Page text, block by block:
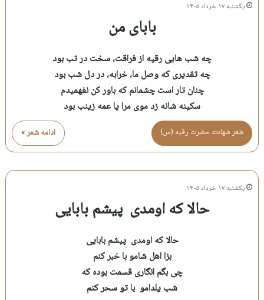
یکشنبه ۱۷ خرداد ۱۴۰۵
بابای من
چه شب هایی رقیه از فراقت، سخت در تب بود
چه تقدیری که وصل ما، خرابه، در دل شب بود
چنان تار است چشمانم که باور کن نفهمیدم
سکینه شانه زد موی مرا یا عمه زینب بود
ادامه شعر » شعر شهادت حضرت رقيه (س)
یکشنبه ۱۷ خرداد ۱۴۰۵
حالا که اومدی پیشم بابایی
حالا که اومدی پیشم بابایی
بزا اهل شامو با خبر کنم
چی بگم انگاری قسمت بوده که
شب یلدامو با تو سحر کنم